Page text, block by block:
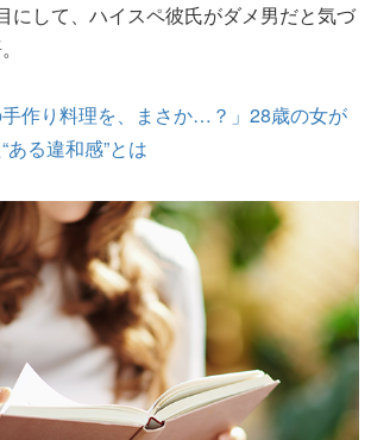
にして、ハイスペ彼氏がダメ男だと気づ
手作り料理を、まさか…？」28歳の女が
る違和感”とは